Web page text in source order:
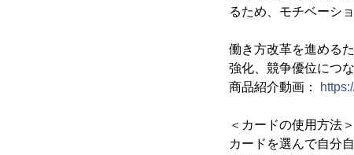
るため、モチベーシ
働き方改革を進める
強化、競争優位につ
商品紹介動画：
＜カードの使用方法＞
カードを選んで自分